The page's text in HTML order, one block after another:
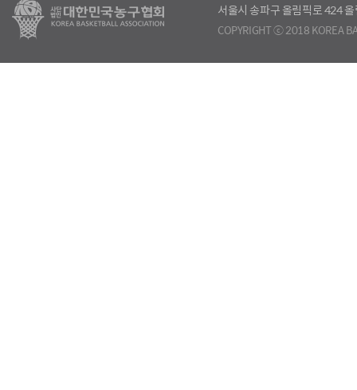
서울시 송파구 올림픽로 424
COPYRIGHT ⓒ 2018 KOREA